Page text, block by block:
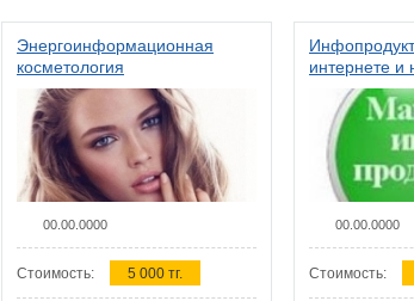
Энергоинформационная
косметология
00.00.0000
Стоимость: 5 000 тг.
интернете и
00.00.0000
Стоимость: